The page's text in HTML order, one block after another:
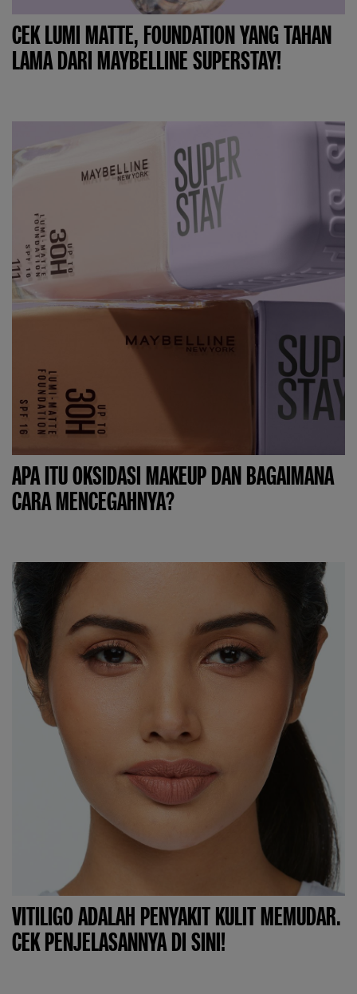
CEK LUMI MATTE, FOUNDATION YANG TAHAN
LAMA DARI MAYBELLINE SUPERSTAY!
APA ITU OKSIDASI MAKEUP DAN BAGAIMANA
CARA MENCEGAHNYA?
VITILIGO ADALAH PENYAKIT KULIT MEMUDAR.
CEK PENJELASANNYA DI SINI!